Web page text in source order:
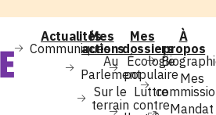
Actualités
Communiqués
Mes
actions
Au
Parlement
Sur le
terrain
Mes
dossiers
Écologie
populaire
Luttre
contre
À
propos
Mes
Mandat